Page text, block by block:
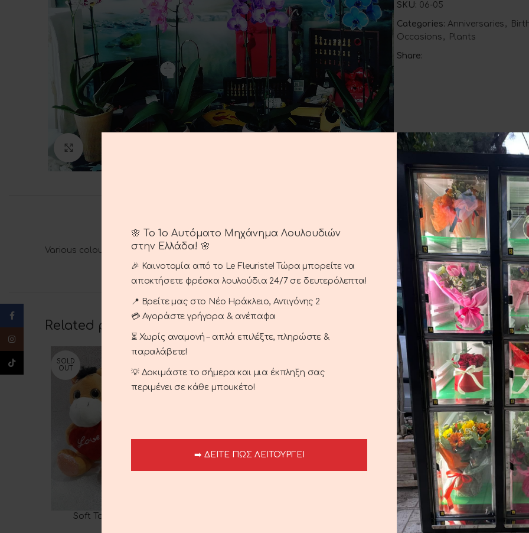
SKU: 06-05
Categories: Anniversaries ,
Occasions , Plants
Share:
SHIPPING & DELIVERY
Various colours
Related products
SOLD
OUT
READ MORE
Soft Toy Donkey With Heart. ADD TO CART Soft Doll
🌸 Το 1ο Αυτόματο Μηχάνημα Λουλουδιών
στην Ελλάδα! 🌸
🎉 Καινοτομία από το Le Fleuriste! Τώρα μπορείτε να
αποκτήσετε φρέσκα λουλούδια 24/7 σε δευτερόλεπτα!
📍 Βρείτε μας στο Νέο Ηράκλειο, Αντιγόνης 2
💳 Αγοράστε γρήγορα & ανέπαφα
⏳ Χωρίς αναμονή – απλά επιλέξτε, πληρώστε &
παραλάβετε!
💡 Δοκιμάστε το σήμερα και μια έκπληξη σας
περιμένει σε κάθε μπουκέτο!
➡️ ΔΕΙΤΕ ΠΩΣ ΛΕΙΤΟΥΡΓΕΙ